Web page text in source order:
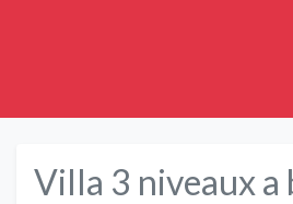
Villa 3 niveaux a